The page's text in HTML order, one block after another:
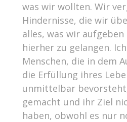
was wir wollten. Wir
Hindernisse, die wir
alles, was wir
hierher zu gelangen.
Menschen, die in dem
die Erfüllung ihres
unmittelbar
gemacht und ihr Ziel
haben, obwohl es nur